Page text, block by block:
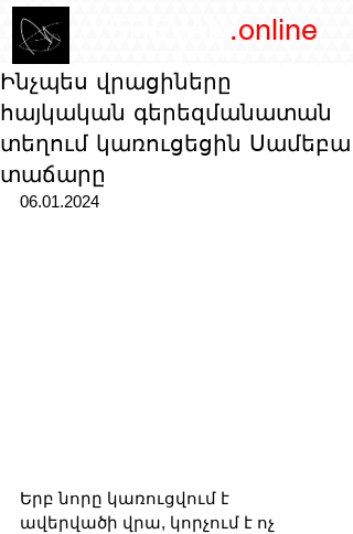
.online
Ինչպես վրացիները
հայկական գերեզմանատան
տեղում կառուցեցին Սամեբա
տաճարը
06.01.2024
Երբ նորը կառուցվում է
ավերվածի վրա, կորչում է ոչ